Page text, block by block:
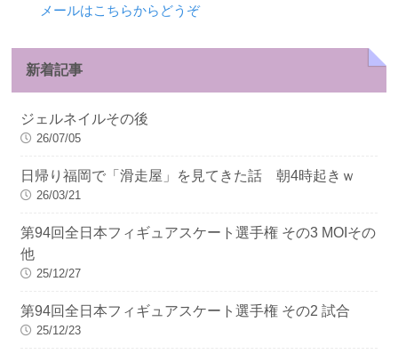
メールはこちらからどうぞ
新着記事
ジェルネイルその後
26/07/05
日帰り福岡で「滑走屋」を見てきた話 朝4時起きｗ
26/03/21
第94回全日本フィギュアスケート選手権 その3 MOIその
他
25/12/27
第94回全日本フィギュアスケート選手権 その2 試合
25/12/23